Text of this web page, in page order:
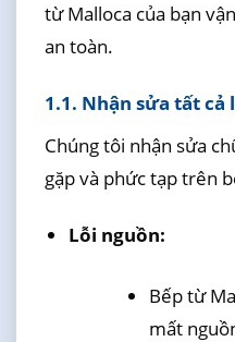
từ Malloca của bạn
an toàn.
1.1. Nhận sửa tất
Chúng tôi nhận sửa
gặp và phức tạp trên
Lỗi nguồn:
Bếp từ
mất